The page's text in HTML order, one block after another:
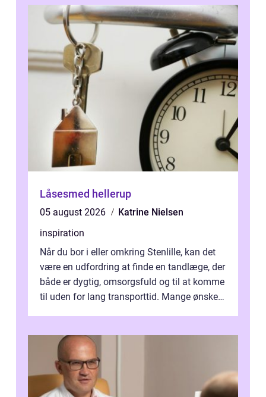
Låsesmed hellerup
05 august 2026
Katrine Nielsen
inspiration
Når du bor i eller omkring Stenlille, kan det
være en udfordring at finde en tandlæge, der
både er dygtig, omsorgsfuld og til at komme
til uden for lang transporttid. Mange ønsker